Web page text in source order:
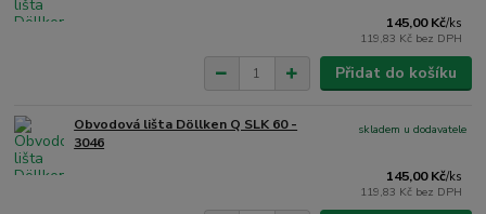
145,00 Kč/ks
119,83 Kč bez DPH
Přidat do košíku
Obvodová lišta Döllken Q SLK 60 -
3046
145,00 Kč/ks
119,83 Kč bez DPH
skladem u dodavatele